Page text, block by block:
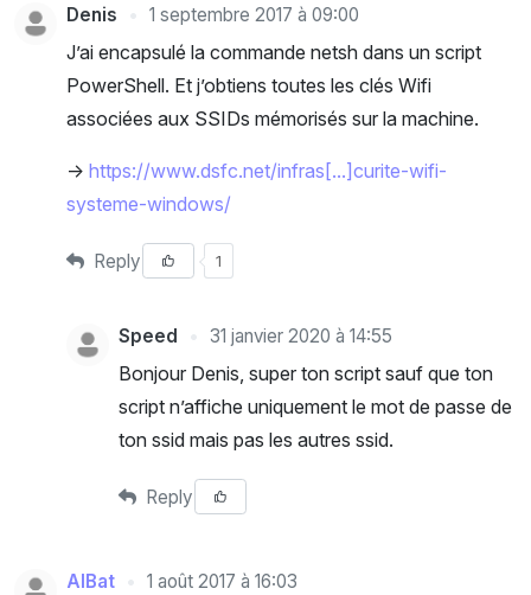
Denis 1 septembre 2017 à 09:00
J’ai encapsulé la commande netsh dans un script
PowerShell. Et j’obtiens toutes les clés Wifi
associées aux SSIDs mémorisés sur la machine.
-> https://www.dsfc.net/infras[...]curite-wifi-
systeme-windows/
Reply 1
Speed 31 janvier 2020 à 14:55
Bonjour Denis, super ton script sauf que ton
script n’affiche uniquement le mot de passe de
ton ssid mais pas les autres ssid.
Reply
AlBat 1 août 2017 à 16:03